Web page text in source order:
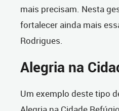
mais precisam. Nesta
fortalecer ainda mais
Rodrigues.
Alegria na
Um exemplo deste tipo